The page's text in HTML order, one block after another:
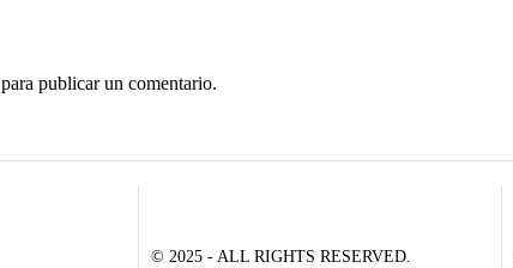
para publicar un comentario.
© 2025 - ALL RIGHTS RESERVED.